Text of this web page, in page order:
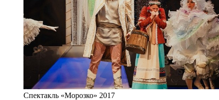
Спектакль «Морозко» 2017